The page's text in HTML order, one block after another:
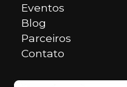
Eventos
Blog
Parceiros
Contato